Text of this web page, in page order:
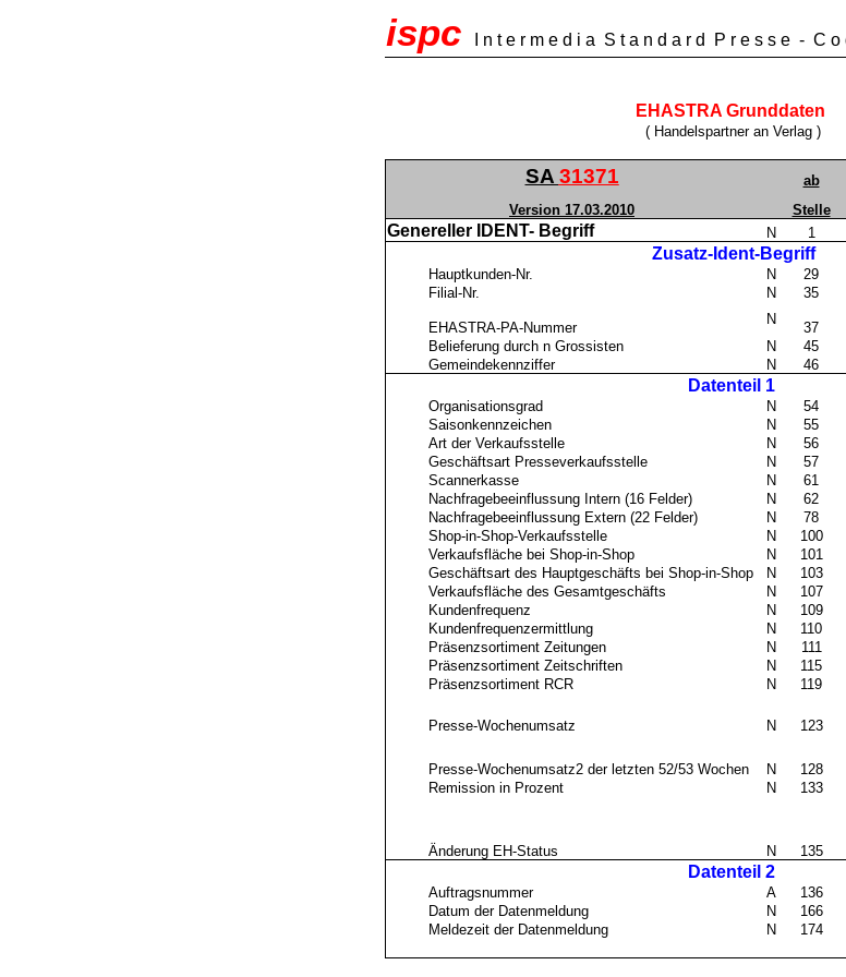
ispc I n t e r m e d i a S t a n d a r d P r e s s e - C o
EHASTRA Grunddaten
( Handelspartner an Verlag )
SA 31371 ab
Version 17.03.2010
Stelle
Genereller IDENT- Begriff N 1
Zusatz-Ident-Begriff
Hauptkunden-Nr. N 29
Filial-Nr.
N 35
EHASTRA-PA-Nummer
N
37
Belieferung durch n Grossisten N 45
Gemeindekennziffer
N 46
Datenteil 1
Organisationsgrad N 54
Saisonkennzeichen
N 55
Art der Verkaufsstelle
N 56
Geschäftsart Presseverkaufsstelle
N 57
Scannerkasse
N 61
Nachfragebeeinflussung Intern (16 Felder)
N 62
Nachfragebeeinflussung Extern (22 Felder)
N 78
Shop-in-Shop-Verkaufsstelle
N 100
Verkaufsfläche bei Shop-in-Shop
N 101
Geschäftsart des Hauptgeschäfts bei Shop-in-Shop
N 103
Verkaufsfläche des Gesamtgeschäfts
N 107
Kundenfrequenz
N 109
Kundenfrequenzermittlung
N 110
Präsenzsortiment Zeitungen
N 111
Präsenzsortiment Zeitschriften
N 115
Präsenzsortiment RCR
N 119
Presse-Wochenumsatz N 123
Presse-Wochenumsatz2 der letzten 52/53 Wochen N 128
Remission in Prozent
N 133
Änderung EH-Status N 135
Datenteil 2
Auftragsnummer A 136
Datum der Datenmeldung
N 166
Meldezeit der Datenmeldung
N 174